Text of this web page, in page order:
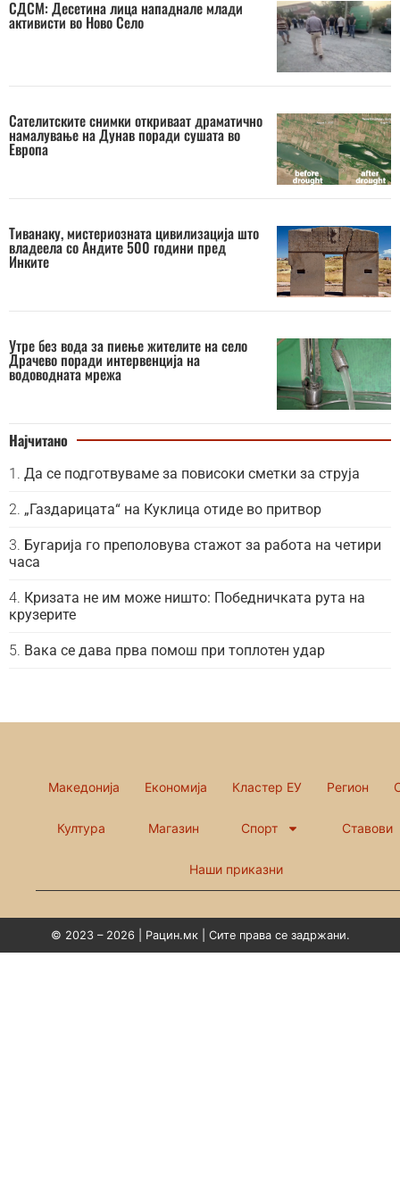
СДСМ: Десетина лица нападнале млади
активисти во Ново Село
Сателитските снимки откриваат драматично
намалување на Дунав поради сушата во
Европа
Тиванаку, мистериозната цивилизација што
владеела со Андите 500 години пред
Инките
Утре без вода за пиење жителите на село
Драчево поради интервенција на
водоводната мрежа
Најчитано
Да се подготвуваме за повисоки сметки за струја
„Газдарицата“ на Куклица отиде во притвор
Бугарија го преполовува стажот за работа на четири
часа
Кризата не им може ништо: Победничката рута на
крузерите
Вака се дава прва помош при топлотен удар
Македонија Економија Кластер ЕУ Регион
Култура Магазин Спорт Ставови
Наши приказни
© 2023 – 2026 | Рацин.мк | Сите права се задржани.